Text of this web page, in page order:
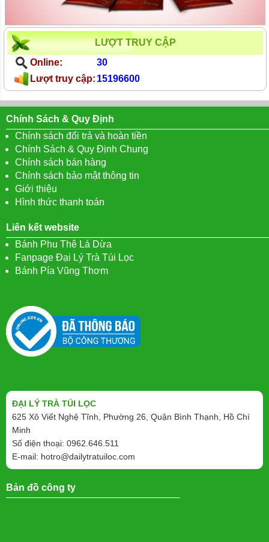
LƯỢT TRUY CẬP
Online:
30
Lượt truy cập: 15196600
Chính Sách & Quy Định
Chính sách đổi trả và hoàn tiền
Chính Sách & Quy Định Chung
Chính sách bán hàng
Chính sách bảo mật thông tin
Giới thiệu
Hình thức thanh toán
Liên kết website
Bánh Phu Thê Lá Dừa
Fanpage Đại Lý Trà Túi Lọc
Bánh Pía Vũng Thơm
ĐẠI LÝ TRÀ TÚI LỌC
625 Xô Viết Nghệ Tĩnh, Phường 26, Quận Bình Thạnh, Hồ Chí
Minh
Số điện thoại: 0962.646.511
E-mail: hotro@dailytratuiloc.com
Bản đồ công ty